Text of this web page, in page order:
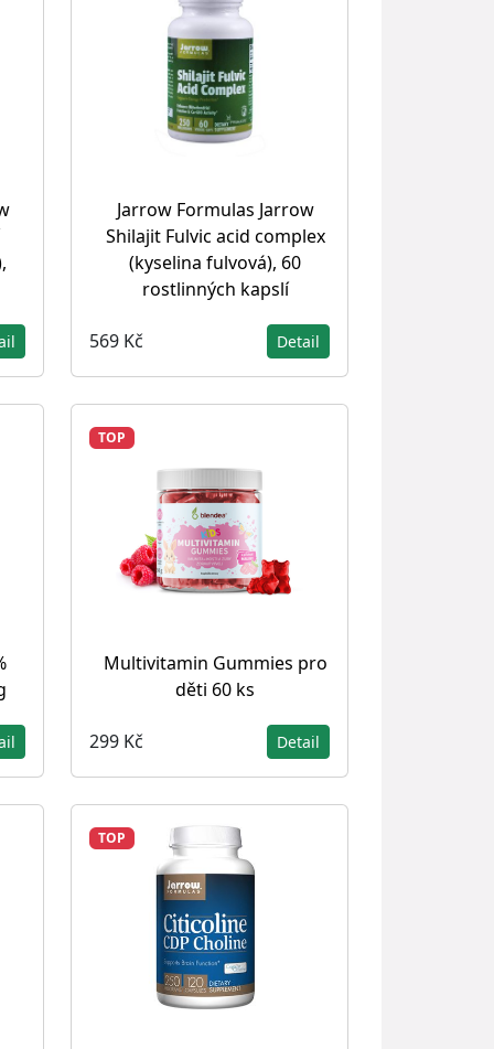
Jarrow Formulas Jarrow
Shilajit Fulvic acid complex
(kyselina fulvová), 60
rostlinných kapslí
569 Kč Detail
TOP
Multivitamin Gummies pro
děti 60 ks
299 Kč Detail
TOP